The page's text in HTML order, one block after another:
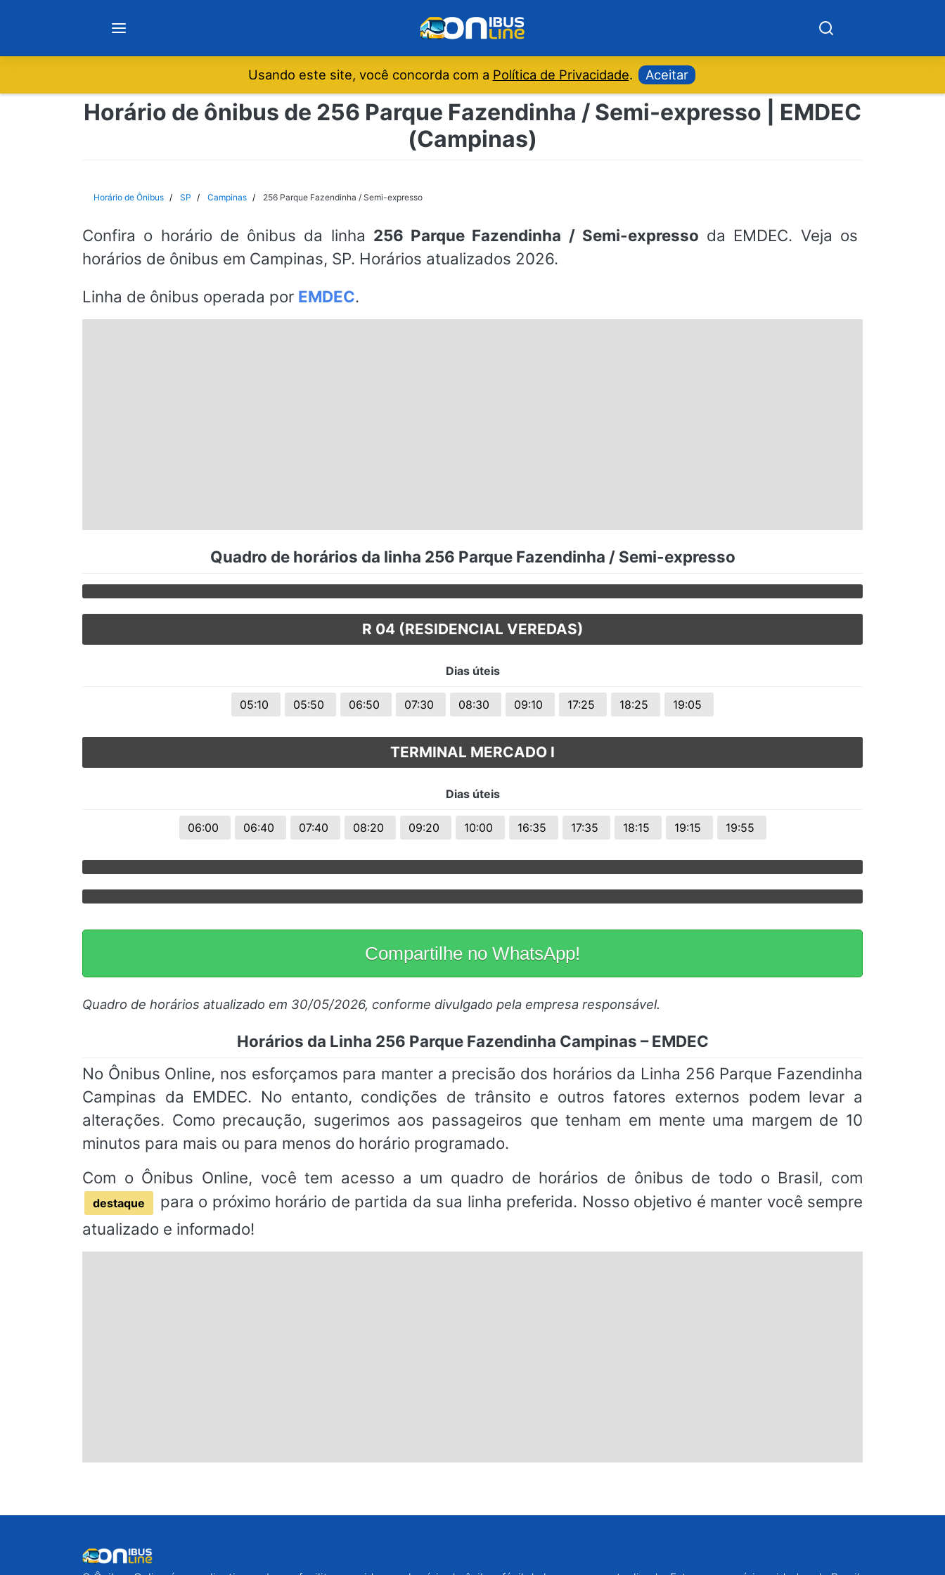
Notícias
São Paulo
Espírito Santo
© 2026 Viva City Serviços Digitais Ltda. Todos os direitos reservados.
Usando este site, você concorda com a Política de Privacidade. Aceitar
Horário de ônibus de 256 Parque Fazendinha / Semi-expresso | EMDEC
(Campinas)
Horário de Ônibus SP Campinas 256 Parque Fazendinha / Semi-expresso
Confira o horário de ônibus da linha 256 Parque Fazendinha / Semi-expresso da EMDEC. Veja os
horários de ônibus em Campinas, SP. Horários atualizados 2026.
Linha de ônibus operada por EMDEC.
Quadro de horários da linha 256 Parque Fazendinha / Semi-expresso
R 04 (RESIDENCIAL VEREDAS)
Dias úteis
05:10 05:50 06:50 07:30 08:30 09:10 17:25 18:25 19:05
TERMINAL MERCADO I
Dias úteis
06:00 06:40 07:40 08:20 09:20 10:00 16:35 17:35 18:15 19:15 19:55
Compartilhe no WhatsApp!
Quadro de horários atualizado em 30/05/2026, conforme divulgado pela empresa responsável.
Horários da Linha 256 Parque Fazendinha Campinas – EMDEC
No Ônibus Online, nos esforçamos para manter a precisão dos horários da Linha 256 Parque Fazendinha
Campinas da EMDEC. No entanto, condições de trânsito e outros fatores externos podem levar a
alterações. Como precaução, sugerimos aos passageiros que tenham em mente uma margem de 10
minutos para mais ou para menos do horário programado.
Com o Ônibus Online, você tem acesso a um quadro de horários de ônibus de todo o Brasil, com
destaque
para o próximo horário de partida da sua linha preferida. Nosso objetivo é manter você sempre
atualizado e informado!